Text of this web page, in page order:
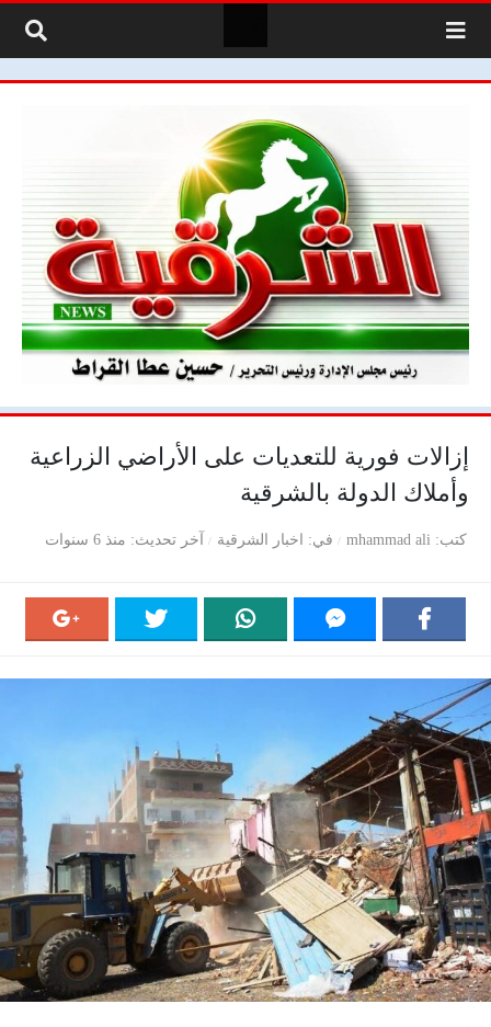
إزالات فورية للتعديات على الأراضي الزراعية
وأملاك الدولة بالشرقية
كتب mhammad ali في اخبار الشرقية آخر تحديث منذ 6 سنوات